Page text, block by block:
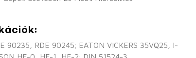
90235, RDE 90245; EATON VICKERS 35VQ25, I-